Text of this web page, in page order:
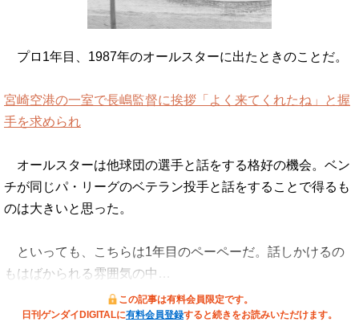
プロ1年目、1987年のオールスターに出たときのことだ。
宮崎空港の一室で長嶋監督に挨拶「よく来てくれたね」と握
手を求められ
オールスターは他球団の選手と話をする格好の機会。ベン
チが同じパ・リーグのベテラン投手と話をすることで得るも
のは大きいと思った。
といっても、こちらは1年目のペーペーだ。話しかけるの
もはばかられる雰囲気の中…
この記事は有料会員限定です。
日刊ゲンダイDIGITALに有料会員登録すると続きをお読みいただけます。